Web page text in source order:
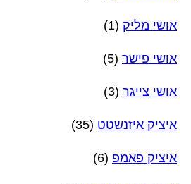
אושי מליק (1)
אושי פישר (5)
אושי צייגר (3)
איציק איזנשטט (35)
איציק פאמפ (6)